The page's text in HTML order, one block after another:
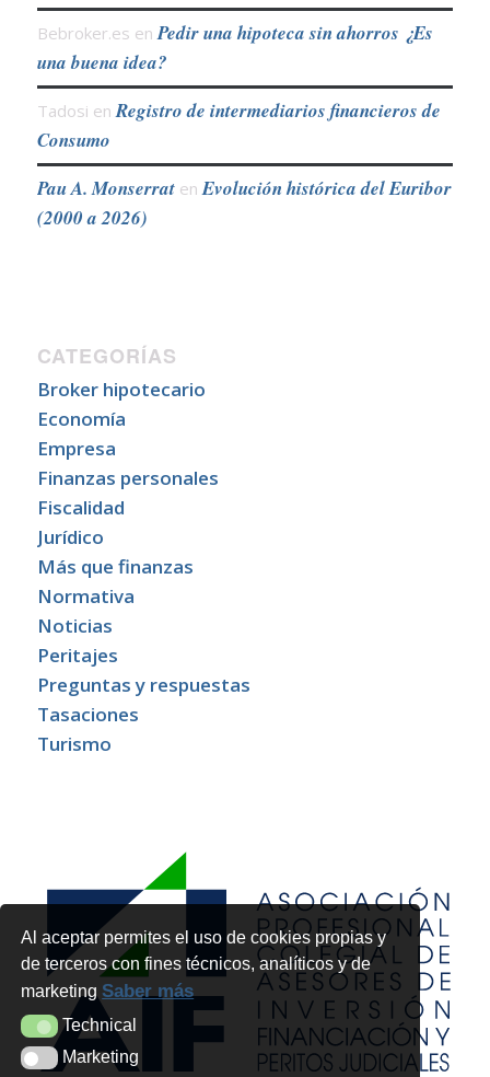
Al aceptar permites el uso de cookies propias y
de terceros con fines técnicos, analíticos y de
marketingSaber más
TechnicalTechnical
MarketingMarketing
Bebroker.es enPedir una hipoteca sin ahorros ¿Es
una buena idea?
Tadosi enRegistro de intermediarios financieros de
Consumo
Pau A. MonserratenEvolución histórica del Euribor
(2000 a 2026)
CATEGORÍAS
Broker hipotecario
Economía
Empresa
Finanzas personales
Fiscalidad
Jurídico
Más que finanzas
Normativa
Noticias
Peritajes
Preguntas y respuestas
Tasaciones
Turismo